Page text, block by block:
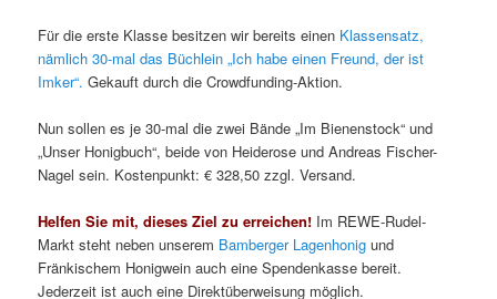
Für die erste Klasse besitzen wir bereits einen Klassensatz,
nämlich 30-mal das Büchlein „Ich habe einen Freund, der ist
Imker“. Gekauft durch die Crowdfunding-Aktion.
Nun sollen es je 30-mal die zwei Bände „Im Bienenstock“ und
„Unser Honigbuch“, beide von Heiderose und Andreas Fischer-
Nagel sein. Kostenpunkt: € 328,50 zzgl. Versand.
Helfen Sie mit, dieses Ziel zu erreichen! Im REWE-Rudel-
Markt steht neben unserem Bamberger Lagenhonig und
Fränkischem Honigwein auch eine Spendenkasse bereit.
Jederzeit ist auch eine Direktüberweisung möglich.